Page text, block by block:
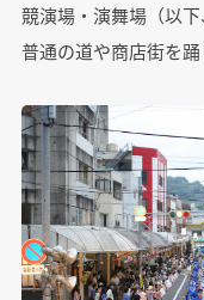
競演場・演舞場（以下
普通の道や商店街を踊